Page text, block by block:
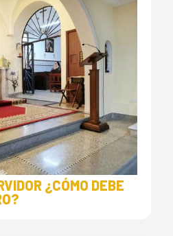
¿CÓMO DEBE